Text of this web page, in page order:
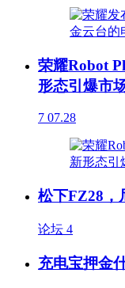
荣耀Robot
形态引爆市
7 07.28
松下FZ28，
论坛 4
充电宝押金